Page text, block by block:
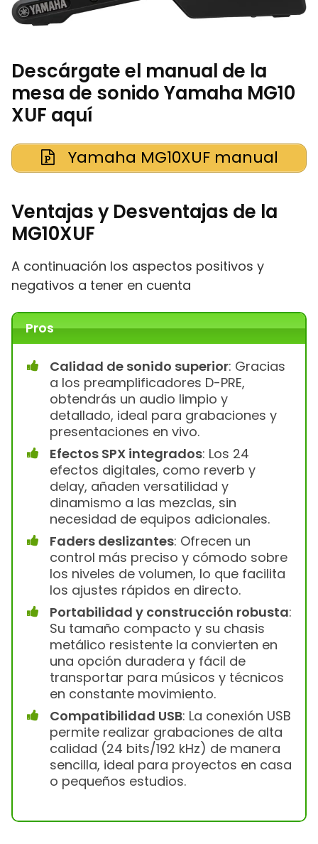
Descárgate el manual de la
mesa de sonido Yamaha MG10
XUF aquí
Yamaha MG10XUF manual
Ventajas y Desventajas de la
MG10XUF
A continuación los aspectos positivos y
negativos a tener en cuenta
Pros
Calidad de sonido superior: Gracias
a los preamplificadores D-PRE,
obtendrás un audio limpio y
detallado, ideal para grabaciones y
presentaciones en vivo.
Efectos SPX integrados: Los 24
efectos digitales, como reverb y
delay, añaden versatilidad y
dinamismo a las mezclas, sin
necesidad de equipos adicionales.
Faders deslizantes: Ofrecen un
control más preciso y cómodo sobre
los niveles de volumen, lo que facilita
los ajustes rápidos en directo.
Portabilidad y construcción robusta:
Su tamaño compacto y su chasis
metálico resistente la convierten en
una opción duradera y fácil de
transportar para músicos y técnicos
en constante movimiento.
Compatibilidad USB: La conexión USB
permite realizar grabaciones de alta
calidad (24 bits/192 kHz) de manera
sencilla, ideal para proyectos en casa
o pequeños estudios.